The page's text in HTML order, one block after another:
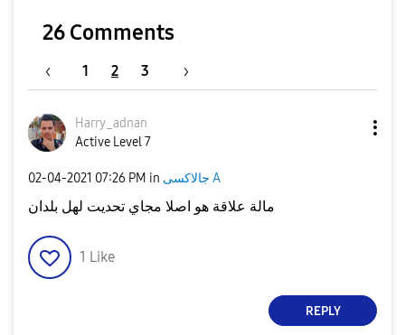
26 Comments
1 2 3
Harry_adnan
Active Level 7
‎02-04-2021 07:26 PM in جالاكسى A
مالة علاقة هو اصلا مجاي تحديت لهل بلدان
1 Like
REPLY